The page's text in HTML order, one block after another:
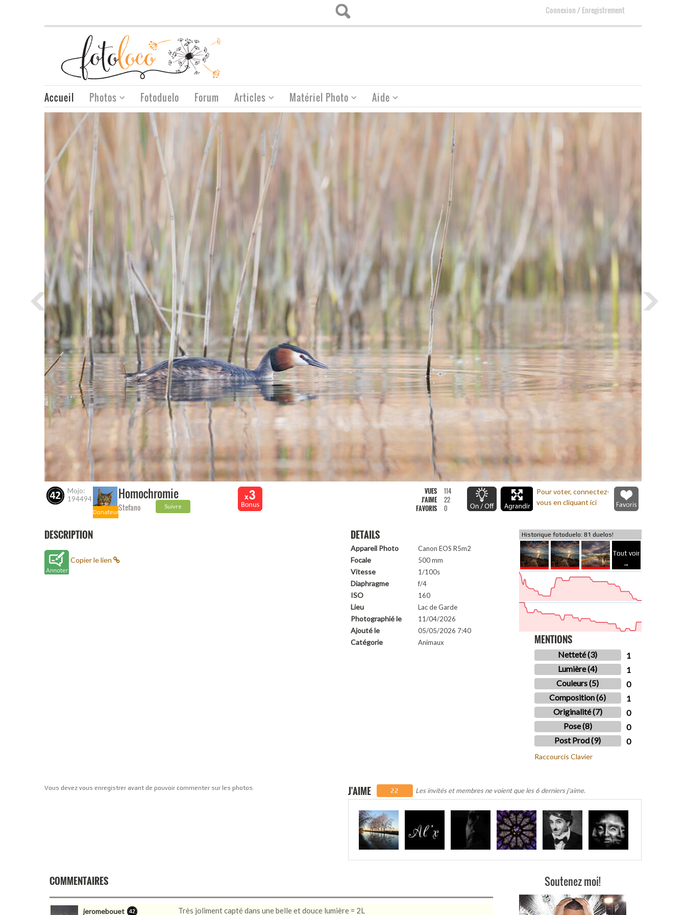
Connexion/Enregistrement
Accueil Photos Fotoduelo Forum Articles Matériel Photo Aide
Mojo:
194494
Donateur
Homochromie
Stefano Suivre
VUES
J'AIME
FAVORIS
114
22
0
Pour voter, connectez-
vous en cliquant ici
DESCRIPTION
Copier le lien
DETAILS
Appareil Photo Canon EOS R5m2
Focale 500 mm
Vitesse 1/100s
Diaphragme f/4
ISO 160
Lieu Lac de Garde
Photographié le 11/04/2026
Ajouté le 05/05/2026 7:40
Catégorie Animaux
Historique fotoduelo: 81 duelos!
Tout voir
→
MENTIONS
Netteté (3)
1
Lumière (4)
1
Couleurs (5)
0
Composition (6)
1
Originalité (7)
0
Pose (8)
0
Post Prod (9)
0
Raccourcis Clavier
Vous devez vous enregistrer avant de pouvoir commenter sur les photos. J'AIME 22 Les invités et membres ne voient que les 6 derniers j'aime.
.
COMMENTAIRES
jeromebouet Très joliment capté dans une belle et douce lumière = 2L
Soutenez moi!